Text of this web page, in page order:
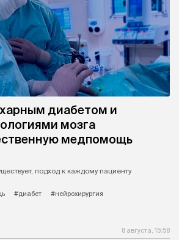
диабетом и
мозга
медпомощь
подход к каждому пациенту
#диабет
#нейрохирургия
8 августа, 15:58